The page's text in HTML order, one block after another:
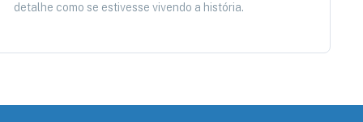
detalhe como se estivesse vivendo a história.